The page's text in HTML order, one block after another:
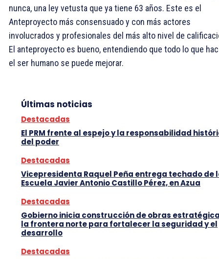
nunca, una ley vetusta que ya tiene 63 años. Este es el
Anteproyecto más consensuado y con más actores
involucrados y profesionales del más alto nivel de
El anteproyecto es bueno, entendiendo que todo lo que
el ser humano se puede mejorar.
Últimas noticias
Destacadas
El PRM frente al espejo y la responsabilidad
del poder
Destacadas
Vicepresidenta Raquel Peña entrega techado de
Escuela Javier Antonio Castillo Pérez, en Azua
Destacadas
Gobierno inicia construcción de obras
la frontera norte para fortalecer la seguridad y el
desarrollo
Destacadas